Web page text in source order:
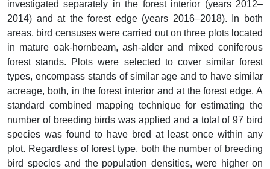
investigated separately in the forest interior (years 2012–
2014) and at the forest edge (years 2016–2018). In both
areas, bird censuses were carried out on three plots located
in mature oak-hornbeam, ash-alder and mixed coniferous
forest stands. Plots were selected to cover similar forest
types, encompass stands of similar age and to have similar
acreage, both, in the forest interior and at the forest edge. A
standard combined mapping technique for estimating the
number of breeding birds was applied and a total of 97 bird
species was found to have bred at least once within any
plot. Regardless of forest type, both the number of breeding
bird species and the population densities, were higher on